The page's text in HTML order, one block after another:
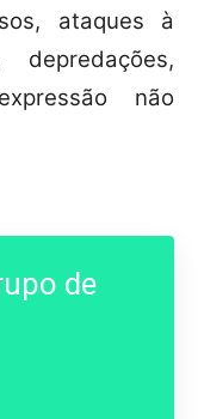
ataques à
não
de